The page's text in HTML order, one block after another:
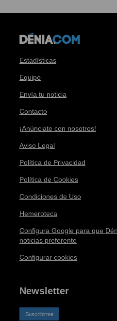
Estadísticas
Equipo
Envía tu noticia
Contacto
¡Anúnciate con nosotros!
Aviso Legal
Política de Privacidad
Política de Cookies
Condiciones de Uso
Hemeroteca
Configura Google para que
noticias preferente
Configurar cookies
Newsletter
Suscribirme